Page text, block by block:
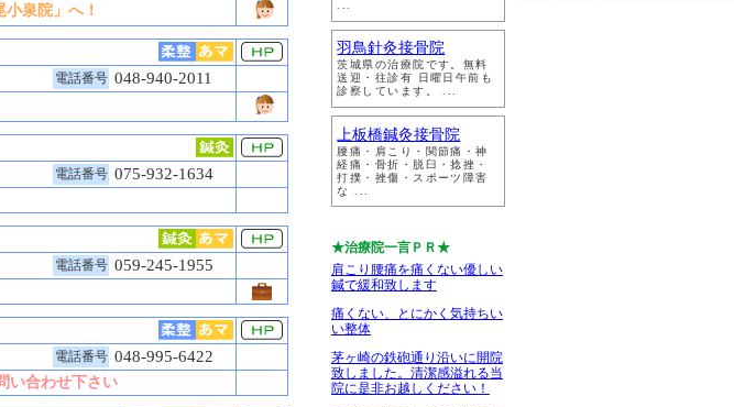
羽鳥針灸接骨院
茨城県の治療院です。無料
送迎・往診有 日曜日午前も
診察しています。 ...
上板橋鍼灸接骨院
腰痛・肩こり・関節痛・神
経痛・骨折・脱臼・捻挫・
打撲・挫傷・スポーツ障害
な ...
★治療院一言ＰＲ★
肩こり腰痛を痛くない優しい
鍼で緩和致します
痛くない、とにかく気持ちい
い整体
茅ヶ崎の鉄砲通り沿いに開院
致しました。清潔感溢れる当
院に是非お越しください！
泉院」へ！
電話番号 048-940-2011
電話番号 075-932-1634
電話番号 059-245-1955
電話番号 048-995-6422
い合わせ下さい